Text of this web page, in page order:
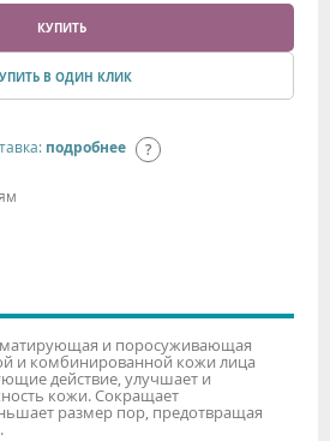
КУПИТЬ
В ОДИН КЛИК
подробнее
и поросуживающая
и комбинированной кожи лица
действие, улучшает и
кожи. Сокращает
размер пор, предотвращая